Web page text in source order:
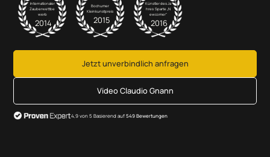
Internationaler
Zauberwettbe
werb
2014
Bochumer
Kleinkunstpreis
2015
Künstler des Ja
hres Sparte „N
ewcomer“
2016
Jetzt unverbindlich anfragen
Video Claudio Gnann
4,9 von 5 Basierend auf549 Bewertungen